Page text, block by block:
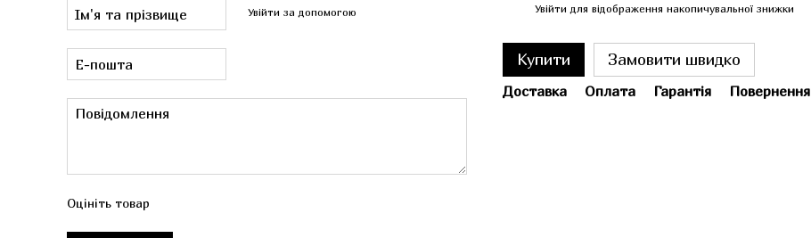
Увійти за допомогою
Оцініть товар
Увійти для відображення накопичувальної знижки
Купити Замовити швидко
Доставка Оплата Гарантія Повернення